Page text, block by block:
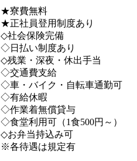
★寮費無料
★正社員登用制度あり
◇社会保険完備
◇日払い制度あり
◇残業・深夜・休出手当
◇交通費支給
◇車・バイク・自転車通勤可
◇有給休暇
◇作業着無償貸与
◇食堂利用可（1食500円～）
◇お弁当持込み可
※各待遇は規定有